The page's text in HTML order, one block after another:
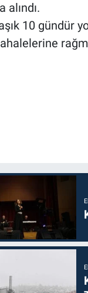
alındı.
10 gündür